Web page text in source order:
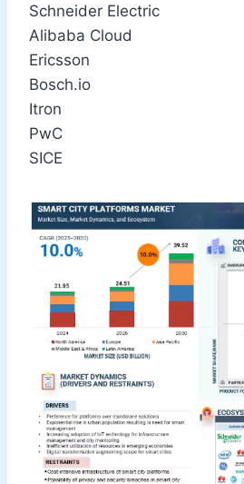
Schneider Electric
Alibaba Cloud
Ericsson
Bosch.io
Itron
PwC
SICE